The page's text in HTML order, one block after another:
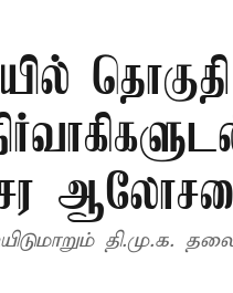
தி.மு.க.